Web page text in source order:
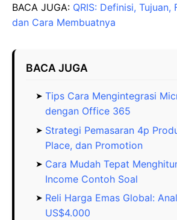
BACA JUGA: QRIS: Definisi, Tujuan,
dan Cara Membuatnya
BACA JUGA
Tips Cara Mengintegrasi
dengan Office 365
Strategi Pemasaran 4p
Place, dan Promotion
Cara Mudah Tepat
Income Contoh Soal
Reli Harga Emas Global:
US$4.000